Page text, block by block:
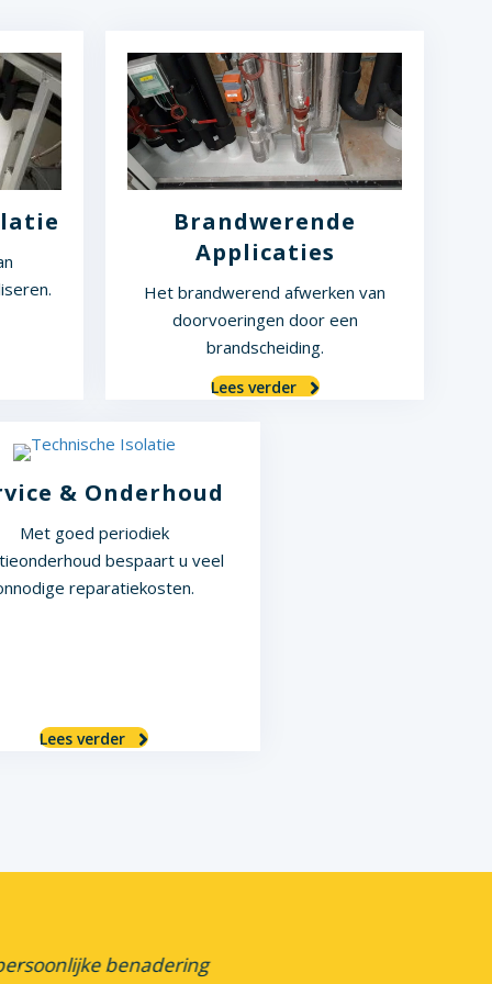
Brandwerende
Applicaties
Het brandwerend afwerken van
doorvoeringen door een
brandscheiding.
Lees verder
& Onderhoud
Met goed periodiek
bespaart u veel
reparatiekosten.
Lees verder
benadering